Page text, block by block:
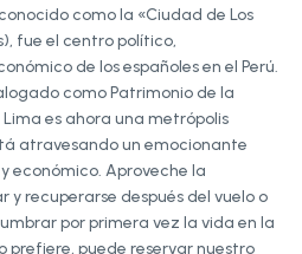
como la «Ciudad de Los
fue el centro político,
de los españoles en el Perú.
como Patrimonio de la
es ahora una metrópolis
atravesando un emocionante
económico. Aproveche la
recuperarse después del vuelo o
por primera vez la vida en la
prefiere, puede reservar nuestro